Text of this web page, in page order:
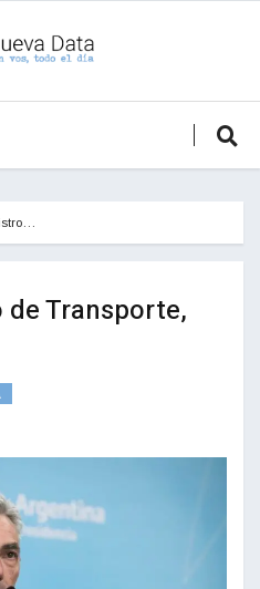
Transporte,